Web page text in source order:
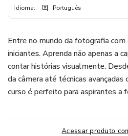
Idioma: Português
Entre no mundo da fotografia com
iniciantes. Aprenda não apenas a
contar histórias visualmente.
da câmera até técnicas
curso é perfeito para aspirantes a
Acessar produto